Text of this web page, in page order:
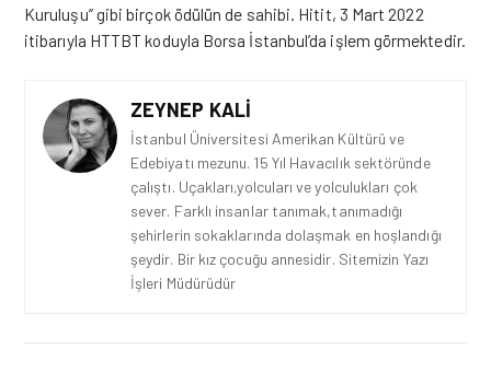
Kuruluşu” gibi birçok ödülün de sahibi. Hitit, 3 Mart 2022
itibarıyla HTTBT koduyla Borsa İstanbul’da işlem görmektedir.
ZEYNEP KALI
İstanbul Üniversitesi Amerikan Kültürü ve
Edebiyatı mezunu. 15 Yıl Havacılık sektöründe
çalıştı. Uçakları,yolcuları ve yolculukları çok
sever. Farklı insanlar tanımak,tanımadığı
şehirlerin sokaklarında dolaşmak en hoşlandığı
şeydir. Bir kız çocuğu annesidir. Sitemizin Yazı
İşleri Müdürüdür